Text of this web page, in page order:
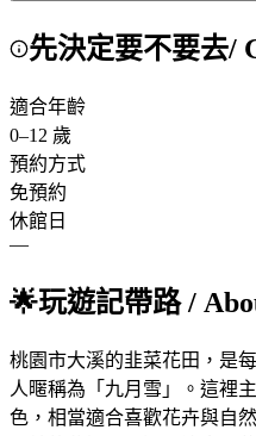
先決定要不要去/
適合年齡
0–12 歲
預約方式
免預約
休館日
—
🌟玩遊記帶路/
桃園市大溪的韭菜花田，是
人暱稱為「九月雪」。這裡
色，相當適合喜歡花卉與自